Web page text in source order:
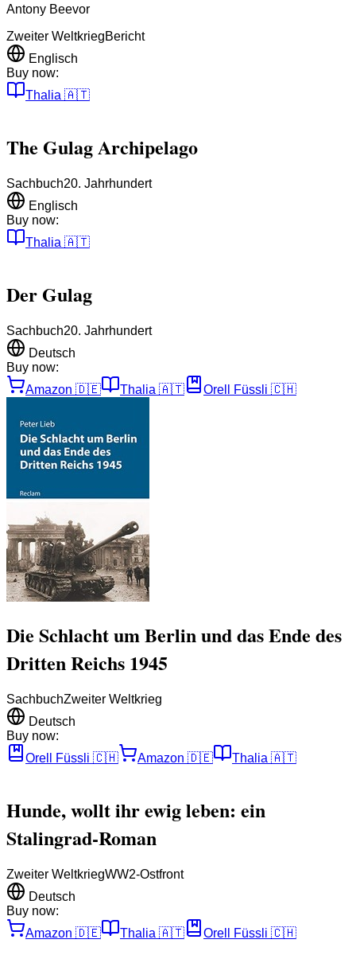
Antony Beevor
Zweiter WeltkriegBericht
Englisch
Buy now:
Thalia 🇦🇹
The Gulag Archipelago
Sachbuch20. Jahrhundert
Englisch
Buy now:
Thalia 🇦🇹
Der Gulag
Sachbuch20. Jahrhundert
Deutsch
Buy now:
Amazon 🇩🇪 Thalia 🇦🇹 Orell Füssli 🇨🇭
Die Schlacht um Berlin und das Ende des
Dritten Reichs 1945
SachbuchZweiter Weltkrieg
Deutsch
Buy now:
Orell Füssli 🇨🇭 Amazon 🇩🇪 Thalia 🇦🇹
Hunde, wollt ihr ewig leben: ein
Stalingrad-Roman
Zweiter WeltkriegWW2-Ostfront
Deutsch
Buy now:
Amazon 🇩🇪 Thalia 🇦🇹 Orell Füssli 🇨🇭